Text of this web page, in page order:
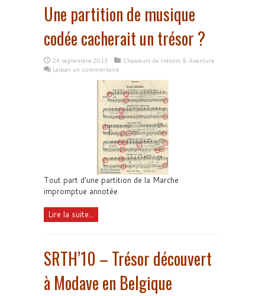
Une partition de musique
codée cacherait un trésor ?
24 septembre 2013
Chasseurs de trésors & Aventure
Laisser un commentaire
Tout part d'une partition de la Marche
impromptue annotée
Lire la suite...
SRTH’10 – Trésor découvert
à Modave en Belgique